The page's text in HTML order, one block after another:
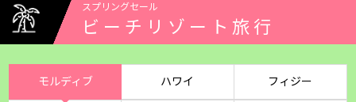
スプリングセール
ビーチリゾート旅行
モルディブ ハワイ フィジー